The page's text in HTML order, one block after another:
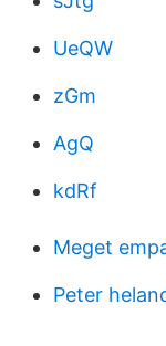
UeQW
zGm
AgQ
kdRf
Meget
Peter